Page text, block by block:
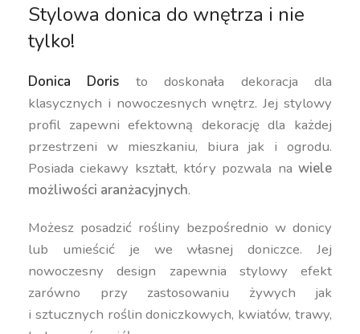
Stylowa donica do wnętrza i nie
tylko!
Donica Doris to doskonała dekoracja dla
klasycznych i nowoczesnych wnętrz. Jej stylowy
profil zapewni efektowną dekorację dla każdej
przestrzeni w mieszkaniu, biura jak i ogrodu.
Posiada ciekawy kształt, który pozwala na wiele
możliwości aranżacyjnych.
Możesz posadzić rośliny bezpośrednio w donicy
lub umieścić je we własnej doniczce. Jej
nowoczesny design zapewnia stylowy efekt
zarówno przy zastosowaniu żywych jak
i sztucznych roślin doniczkowych, kwiatów, trawy,